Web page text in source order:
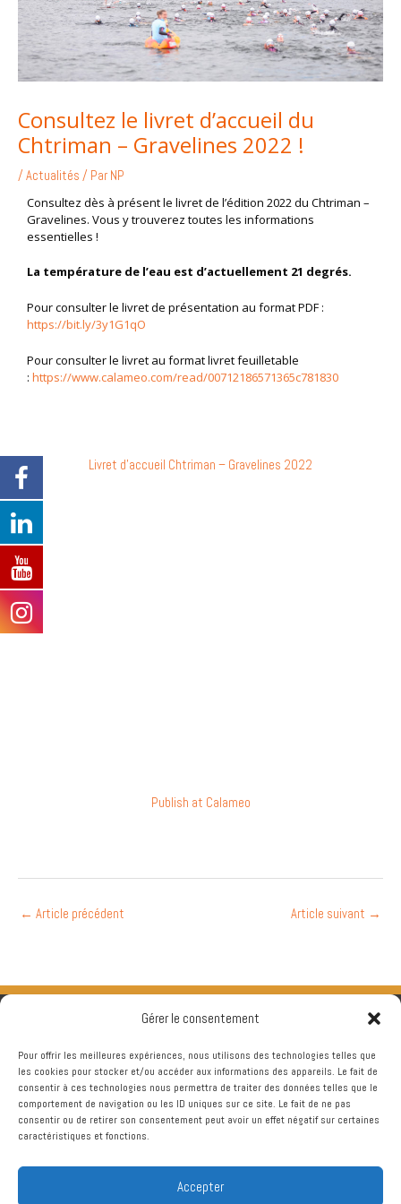
Gérer le consentement
Pour offrir les meilleures expériences, nous utilisons des technologies telles que
les cookies pour stocker et/ou accéder aux informations des appareils. Le fait de
consentir à ces technologies nous permettra de traiter des données telles que le
comportement de navigation ou les ID uniques sur ce site. Le fait de ne pas
consentir ou de retirer son consentement peut avoir un effet négatif sur certaines
caractéristiques et fonctions.
Accepter
Consultez le livret d’accueil du
Chtriman – Gravelines 2022 !
/Actualités / Par NP
Consultez dès à présent le livret de l’édition 2022 du Chtriman –
Gravelines. Vous y trouverez toutes les informations
essentielles !
La température de l’eau est d’actuellement 21 degrés.
Pour consulter le livret de présentation au format PDF :
https://bit.ly/3y1G1qO
Pour consulter le livret au format livret feuilletable
: https://www.calameo.com/read/00712186571365c781830
Livret d’accueil Chtriman – Gravelines 2022
Publish at Calameo
← Article précédent Article suivant →